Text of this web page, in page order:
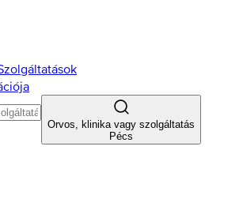
Orvos, klinika vagy szolgáltatás
Pécs